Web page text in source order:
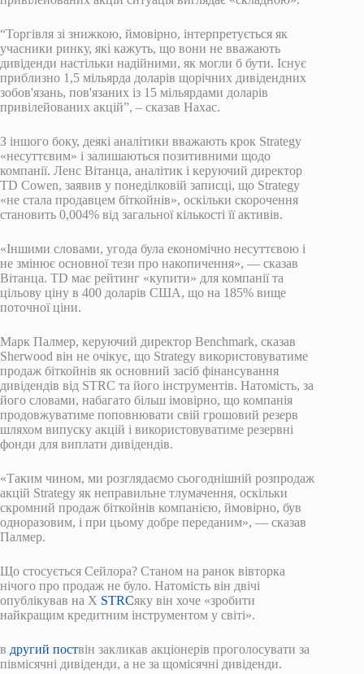
“Торгівля зі знижкою, ймовірно, інтерпретується як
учасники ринку, які кажуть, що вони не вважають
дивіденди настільки надійними, як могли б бути. Існує
приблизно 1,5 мільярда доларів щорічних дивідендних
зобов'язань, пов'язаних із 15 мільярдами доларів
привілейованих акцій”, – сказав Нахас.
З іншого боку, деякі аналітики вважають крок Strategy
«несуттєвим» і залишаються позитивними щодо
компанії. Ленс Вітанца, аналітик і керуючий директор
TD Cowen, заявив у понеділковій записці, що Strategy
«не стала продавцем біткойнів», оскільки скорочення
становить 0,004% від загальної кількості її активів.
«Іншими словами, угода була економічно несуттєвою і
не змінює основної тези про накопичення», — сказав
Вітанца. TD має рейтинг «купити» для компанії та
цільову ціну в 400 доларів США, що на 185% вище
поточної ціни.
Марк Палмер, керуючий директор Benchmark, сказав
Sherwood він не очікує, що Strategy використовуватиме
продаж біткойнів як основний засіб фінансування
дивідендів від STRC та його інструментів. Натомість, за
його словами, набагато більш імовірно, що компанія
продовжуватиме поповнювати свій грошовий резерв
шляхом випуску акцій і використовуватиме резервні
фонди для виплати дивідендів.
«Таким чином, ми розглядаємо сьогоднішній розпродаж
акцій Strategy як неправильне тлумачення, оскільки
скромний продаж біткойнів компанією, ймовірно, був
одноразовим, і при цьому добре переданим», — сказав
Палмер.
Що стосується Сейлора? Станом на ранок вівторка
нічого про продаж не було. Натомість він двічі
опублікував на X STRCяку він хоче «зробити
найкращим кредитним інструментом у світі».
в другий поствін закликав акціонерів проголосувати за
півмісячні дивіденди, а не за щомісячні дивіденди.